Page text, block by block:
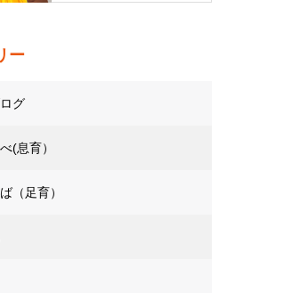
ー
グ
(息育）
（足育）